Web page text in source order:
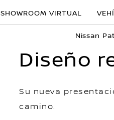
SHOWROOM VIRTUAL
Nissan
Diseño
Su nueva
camino.